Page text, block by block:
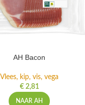
AH Bacon
Vlees, kip, vis, vega
€2,81
NAAR AH